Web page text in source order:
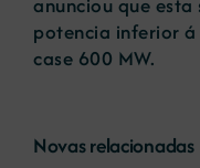
potencia inferior
case 600 MW.
Novas relacionadas